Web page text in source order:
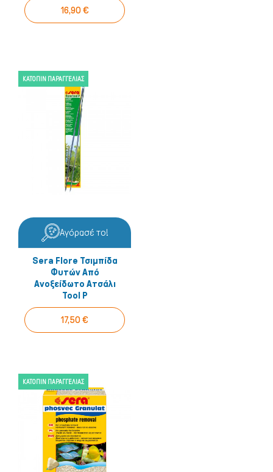
16,90 €
ΚΑΤΌΠΙΝ ΠΑΡΑΓΓΕΛΊΑΣ
Αγόρασέ το!
Sera Flore Τσιμπίδα
Φυτών Από
Ανοξείδωτο Ατσάλι
Tool P
17,50 €
ΚΑΤΌΠΙΝ ΠΑΡΑΓΓΕΛΊΑΣ